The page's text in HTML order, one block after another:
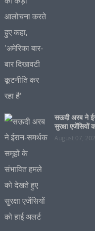
सऊदी अरब ने
सुरक्षा एजेंसियों
August 07,